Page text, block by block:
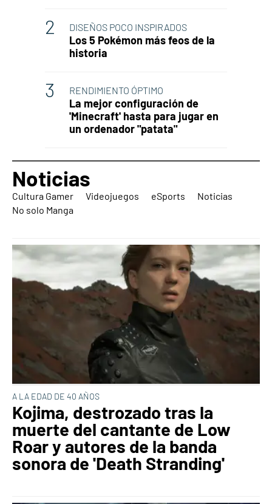
DISEÑOS POCO INSPIRADOS
Los 5 Pokémon más feos de la
historia
RENDIMIENTO ÓPTIMO
La mejor configuración de
'Minecraft' hasta para jugar en
un ordenador "patata"
Noticias
Cultura Gamer Videojuegos eSports
Noticias
No solo Manga
A LA EDAD DE 40 AÑOS
Kojima, destrozado tras la
muerte del cantante de Low
Roar y autores de la banda
sonora de 'Death Stranding'